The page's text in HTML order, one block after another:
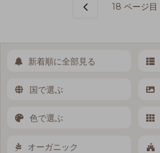
18 ページ目
新着順に全部見る
国で選ぶ
色で選ぶ
オーガニック